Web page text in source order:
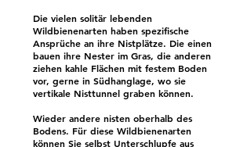
Die vielen solitär lebenden
Wildbienenarten haben spezifische
Ansprüche an ihre Nistplätze. Die einen
bauen ihre Nester im Gras, die anderen
ziehen kahle Flächen mit festem Boden
vor, gerne in Südhanglage, wo sie
vertikale Nisttunnel graben können.
Wieder andere nisten oberhalb des
Bodens. Für diese Wildbienenarten
können Sie selbst Unterschlupfe aus